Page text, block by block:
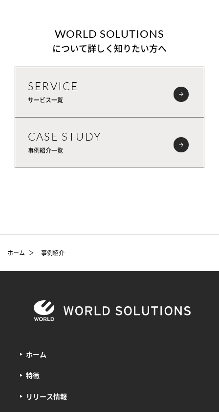
WORLD SOLUTIONS
について詳しく知りたい方へ
SERVICE
サービス一覧
CASE STUDY
事例紹介一覧
ホーム ＞ 事例紹介
ホーム
特徴
リリース情報